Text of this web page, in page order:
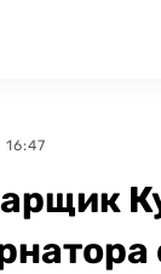
16:47